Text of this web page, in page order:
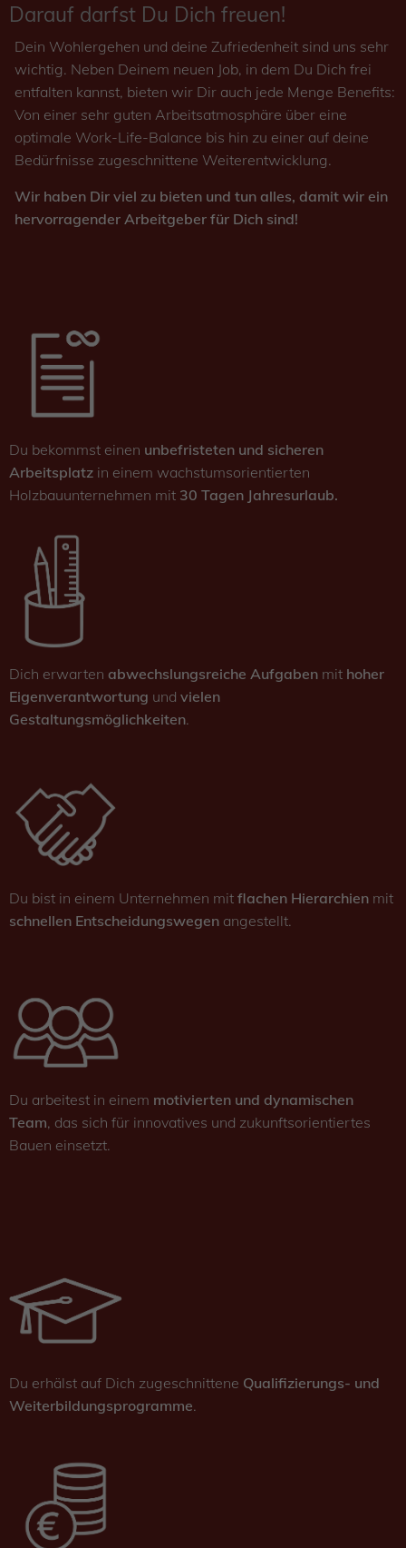
Darauf darfst Du Dich freuen!
Dein Wohlergehen und deine Zufriedenheit sind uns sehr
wichtig. Neben Deinem neuen Job, in dem Du Dich frei
entfalten kannst, bieten wir Dir auch jede Menge Benefits:
Von einer sehr guten Arbeitsatmosphäre über eine
optimale Work-Life-Balance bis hin zu einer auf deine
Bedürfnisse zugeschnittene Weiterentwicklung.
Wir haben Dir viel zu bieten und tun alles, damit wir ein
hervorragender Arbeitgeber für Dich sind!
Du bekommst einen unbefristeten und sicheren
Arbeitsplatz in einem wachstumsorientierten
Holzbauunternehmen mit 30 Tagen Jahresurlaub.
Dich erwarten abwechslungsreiche Aufgaben mit hoher
Eigenverantwortung und vielen
Gestaltungsmöglichkeiten.
Du bist in einem Unternehmen mit flachen Hierarchien mit
schnellen Entscheidungswegen angestellt.
Du arbeitest in einem motivierten und dynamischen
Team, das sich für innovatives und zukunftsorientiertes
Bauen einsetzt.
Du erhälst auf Dich zugeschnittene Qualifizierungs- und
Weiterbildungsprogramme.